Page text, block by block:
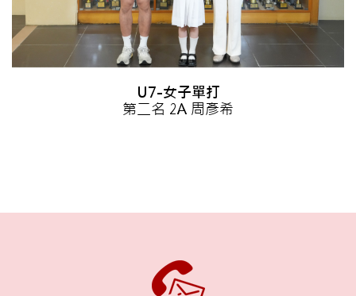
U7-女子單打
第二名 2A 周彥希